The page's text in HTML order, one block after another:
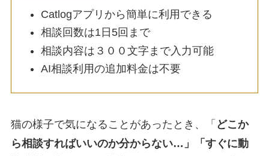
Catlogアプリから簡単に利用できる
相談回数は1日5回まで
相談内容は３００文字まで入力可能
AI相談利用の追加料金は不要
猫の様子で気になることがあったとき、「 どこか
ら相談すればいいのか分からない…」「すぐに動